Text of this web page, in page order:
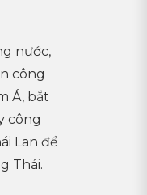
nước,
công
Á, bắt
công
Lan để
Thái.